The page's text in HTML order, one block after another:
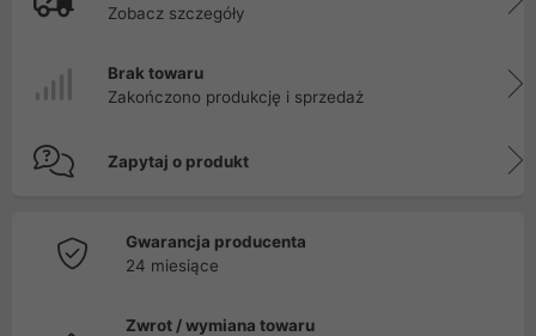
Zobacz szczegóły
Brak towaru
Zakończono produkcję i sprzedaż
Zapytaj o produkt
Gwarancja producenta
24 miesiące
Zwrot / wymiana towaru